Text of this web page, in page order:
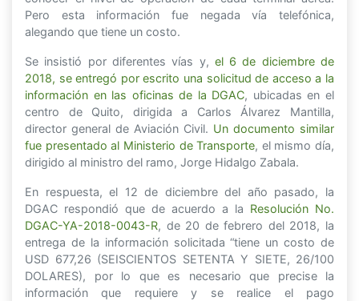
Pero esta información fue negada vía telefónica,
alegando que tiene un costo.
Se insistió por diferentes vías y, el 6 de diciembre de
2018, se entregó por escrito una solicitud de acceso a la
información en las oficinas de la DGAC, ubicadas en el
centro de Quito, dirigida a Carlos Álvarez Mantilla,
director general de Aviación Civil. Un documento similar
fue presentado al Ministerio de Transporte, el mismo día,
dirigido al ministro del ramo, Jorge Hidalgo Zabala.
En respuesta, el 12 de diciembre del año pasado, la
DGAC respondió que de acuerdo a la Resolución No.
DGAC-YA-2018-0043-R, de 20 de febrero del 2018, la
entrega de la información solicitada “tiene un costo de
USD 677,26 (SEISCIENTOS SETENTA Y SIETE, 26/100
DOLARES), por lo que es necesario que precise la
información que requiere y se realice el pago